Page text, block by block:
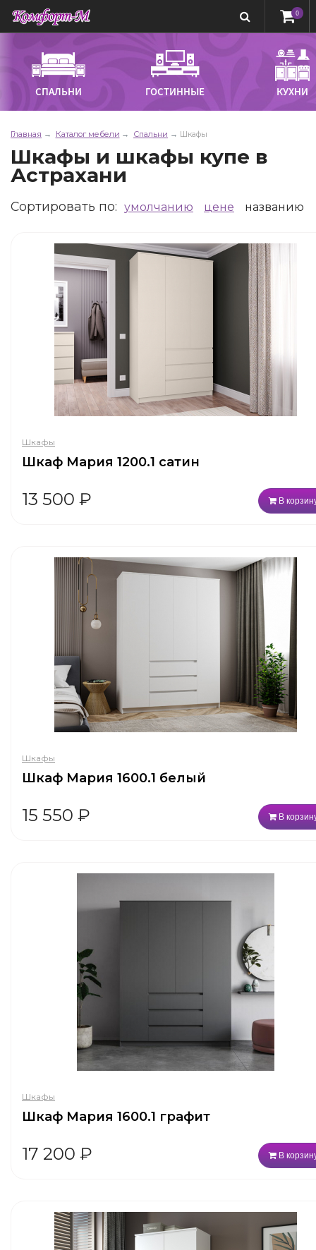
0
СПАЛЬНИ ГОСТИННЫЕ КУХНИ
Главная Каталог мебели Спальни Шкафы
Шкафы и шкафы купе в
Астрахани
Сортировать по: умолчанию цене названию
Шкафы
Шкаф Мария 1200.1 сатин
13 500 ₽ В
Шкафы
Шкаф Мария 1600.1 белый
15 550 ₽ В
Шкафы
Шкаф Мария 1600.1 графит
17 200 ₽ В